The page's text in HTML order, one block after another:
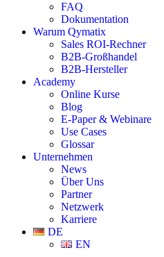
FAQ
Dokumentation
Warum Qymatix
Sales ROI-Rechner
B2B-Großhandel
B2B-Hersteller
Academy
Online Kurse
Blog
E-Paper & Webinare
Use Cases
Glossar
Unternehmen
News
Über Uns
Partner
Netzwerk
Karriere
DE
EN